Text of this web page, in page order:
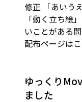
修正 「あいう
「動く立ち絵
いことがある
配布ページは
ゆっくり
ました